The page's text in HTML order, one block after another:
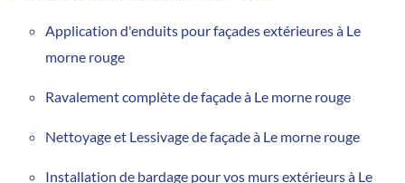
Application d'enduits pour façades extérieures à Le
morne rouge
Ravalement complète de façade à Le morne rouge
Nettoyage et Lessivage de façade à Le morne rouge
Installation de bardage pour vos murs extérieurs à Le